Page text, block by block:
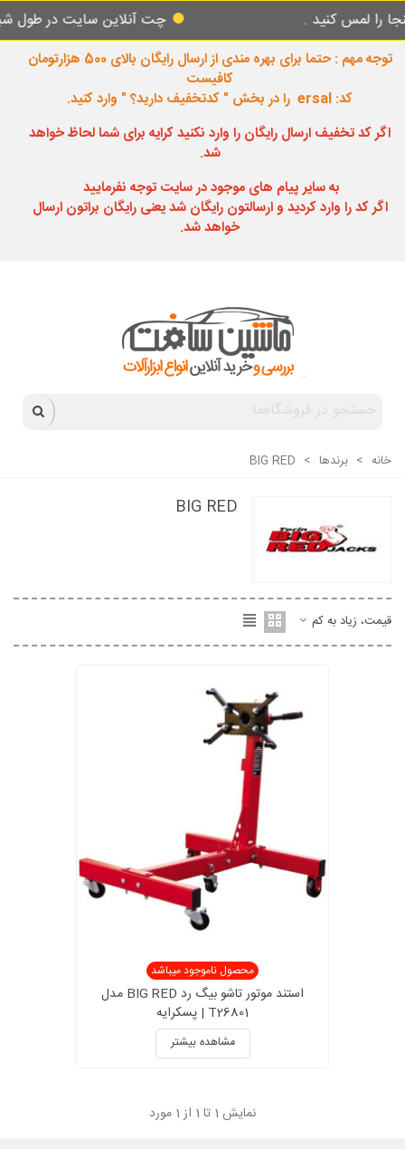
لمس کنید . چت آنلاین سایت در طول شبانه
توجه مهم : حتما برای بهره مندی از ارسال رایگان بالای 500 هزارتومان
کافیست
کد: ersal را در بخش " کدتخفیف دارید؟ " وارد کنید.
اگر کد تخفیف ارسال رایگان را وارد نکنید کرایه برای شما لحاظ خواهد
شد.
به سایر پیام های موجود در سایت توجه نفرمایید
اگر کد را وارد کردید و ارسالتون رایگان شد یعنی رایگان براتون ارسال
خواهد شد.
خانه > برندها >
BIG RED
BIG RED
قیمت، زیاد به کم
محصول ناموجود میباشد
استند موتور تاشو بیگ رد BIG RED مدل
T26801 | پسکرایه
مشاهده بیشتر
نمایش 1 تا 1 از 1 مورد